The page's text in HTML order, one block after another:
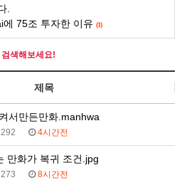
.
75조 투자한 이유 (1)
색해보세요!
제목
서만든만화.manhwa
292 4시간전
만화가 복귀 조건.jpg
273 8시간전